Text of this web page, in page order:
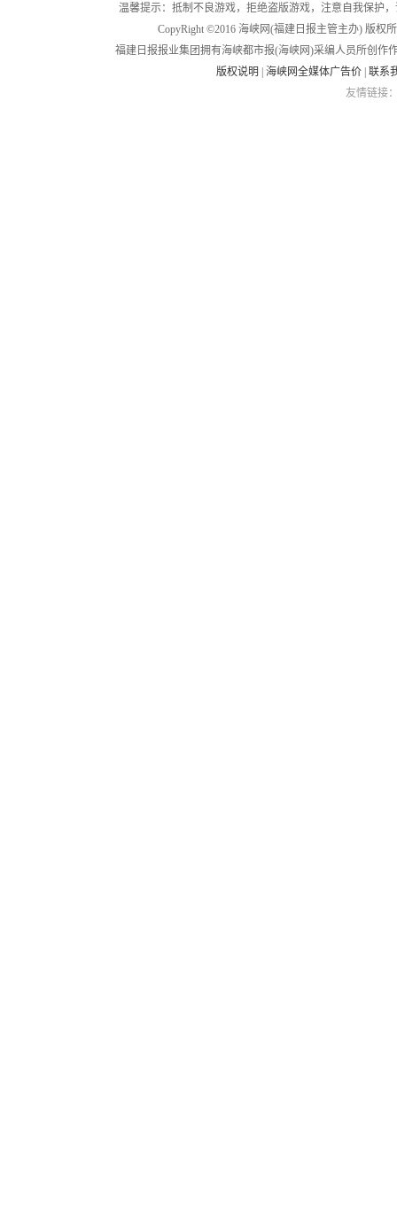
温馨提示：抵制不良游戏，拒绝盗版游戏，注意自我保护
CopyRight ©2016 海峡网(福建日报主管主办) 版权
福建日报报业集团拥有海峡都市报(海峡网)采编人员所创作
版权说明 |海峡网全媒体广告价 |联系
友情链接